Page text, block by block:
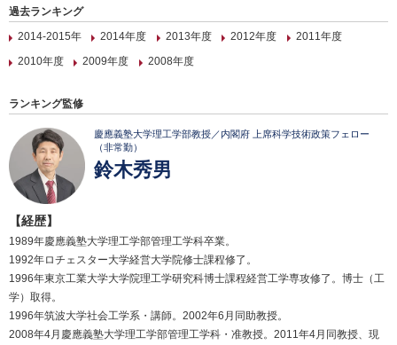
過去ランキング
2014-2015年
2014年度 2013年度 2012年度
2011年度
2010年度
2009年度 2008年度
ランキング監修
慶應義塾大学理工学部教授／内閣府 上席科学技術政策フェロー
（非常勤）
鈴木秀男
【経歴】
1989年慶應義塾大学理工学部管理工学科卒業。
1992年ロチェスター大学経営大学院修士課程修了。
1996年東京工業大学大学院理工学研究科博士課程経営工学専攻修了。博士（工
学）取得。
1996年筑波大学社会工学系・講師。2002年6月同助教授。
2008年4月慶應義塾大学理工学部管理工学科・准教授。2011年4月同教授、現